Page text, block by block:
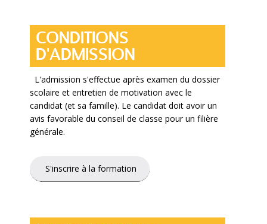
CONDITIONS
D'ADMISSION
L'admission s'effectue après examen du dossier
scolaire et entretien de motivation avec le
candidat (et sa famille). Le candidat doit avoir un
avis favorable du conseil de classe pour un filière
générale.
S'inscrire à la formation